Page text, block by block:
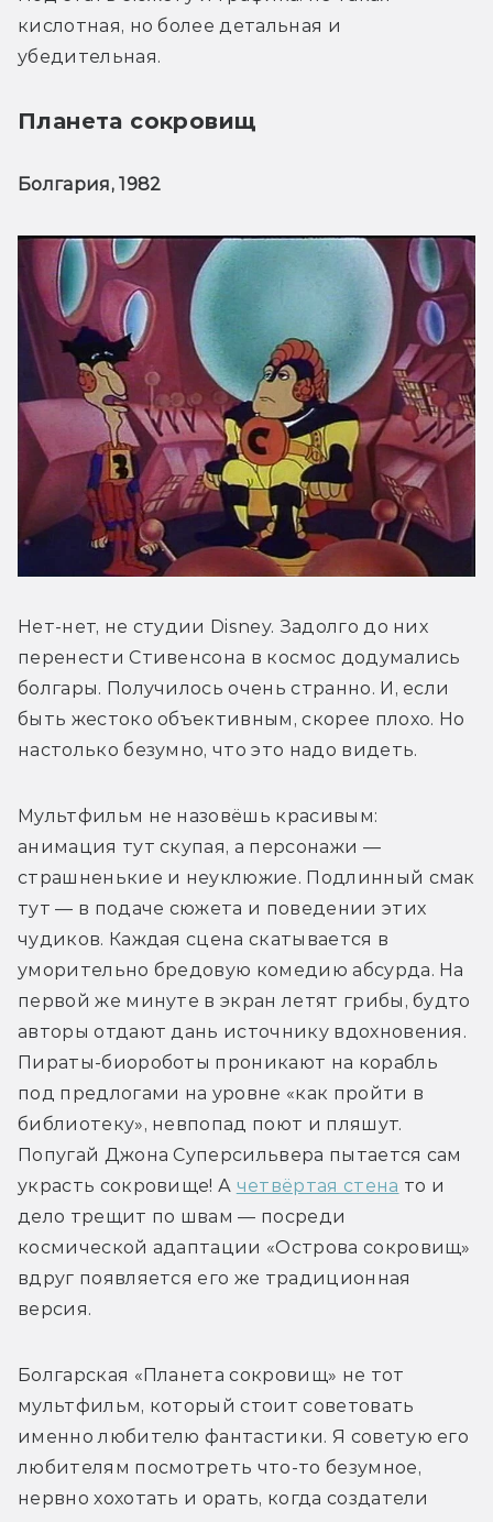
кислотная, но более детальная и
убедительная.
Планета сокровищ
Болгария, 1982
Нет-нет, не студии Disney. Задолго до них
перенести Стивенсона в космос додумались
болгары. Получилось очень странно. И, если
быть жестоко объективным, скорее плохо. Но
настолько безумно, что это надо видеть.
Мультфильм не назовёшь красивым:
анимация тут скупая, а персонажи —
страшненькие и неуклюжие. Подлинный смак
тут — в подаче сюжета и поведении этих
чудиков. Каждая сцена скатывается в
уморительно бредовую комедию абсурда. На
первой же минуте в экран летят грибы, будто
авторы отдают дань источнику вдохновения.
Пираты-биороботы проникают на корабль
под предлогами на уровне «как пройти в
библиотеку», невпопад поют и пляшут.
Попугай Джона Суперсильвера пытается сам
украсть сокровище! А четвёртая стена то и
дело трещит по швам — посреди
космической адаптации «Острова сокровищ»
вдруг появляется его же традиционная
версия.
Болгарская «Планета сокровищ» не тот
мультфильм, который стоит советовать
именно любителю фантастики. Я советую его
любителям посмотреть что-то безумное,
нервно хохотать и орать, когда создатели